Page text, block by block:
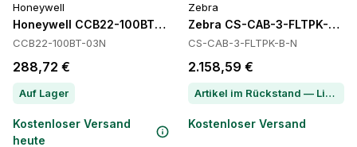
Honeywell
Honeywell CCB22-100BT-03N Power Supply
CCB22-100BT-03N
288,72 €
Auf Lager
Kostenloser Versand
heute
Zebra
Zebra CS-CAB-3-FLTPK-B-N
CS-CAB-3-FLTPK-B-N
2.158,59 €
Artikel im Rückstand — Lieferzeit per Chat erfragen
Kostenloser Versand